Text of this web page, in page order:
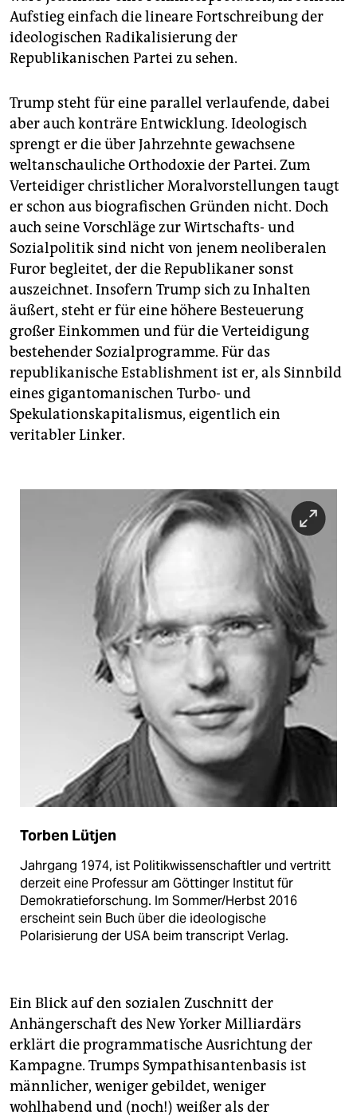
Aufstieg einfach die lineare Fortschreibung der
ideologischen Radikalisierung der
Republikanischen Partei zu sehen.
Trump steht für eine parallel verlaufende, dabei
aber auch konträre Entwicklung. Ideologisch
sprengt er die über Jahrzehnte gewachsene
weltanschauliche Orthodoxie der Partei. Zum
Verteidiger christlicher Moralvorstellungen taugt
er schon aus biografischen Gründen nicht. Doch
auch seine Vorschläge zur Wirtschafts- und
Sozialpolitik sind nicht von jenem neoliberalen
Furor begleitet, der die Republikaner sonst
auszeichnet. Insofern Trump sich zu Inhalten
äußert, steht er für eine höhere Besteuerung
großer Einkommen und für die Verteidigung
bestehender Sozialprogramme. Für das
republikanische Establishment ist er, als Sinnbild
eines gigantomanischen Turbo- und
Spekulationskapitalismus, eigentlich ein
veritabler Linker.
Torben Lütjen
Jahrgang 1974, ist Politikwissenschaftler und vertritt
derzeit eine Professur am Göttinger Institut für
Demokratieforschung. Im Sommer/Herbst 2016
erscheint sein Buch über die ideologische
Polarisierung der USA beim transcript Verlag.
Ein Blick auf den sozialen Zuschnitt der
Anhängerschaft des New Yorker Milliardärs
erklärt die programmatische Ausrichtung der
Kampagne. Trumps Sympathisantenbasis ist
männlicher, weniger gebildet, weniger
wohlhabend und (noch!) weißer als der